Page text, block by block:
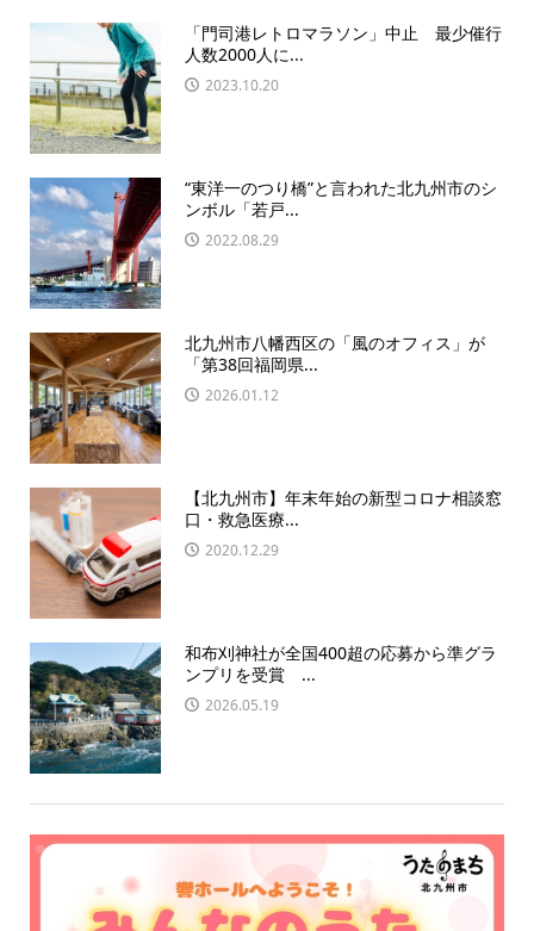
「門司港レトロマラソン」中止 最少催行
人数2000人に...
2023.10.20
“東洋一のつり橋”と言われた北九州市のシ
ンボル「若戸...
2022.08.29
北九州市八幡西区の「風のオフィス」が
「第38回福岡県...
2026.01.12
【北九州市】年末年始の新型コロナ相談窓
口・救急医療...
2020.12.29
和布刈神社が全国400超の応募から準グラ
ンプリを受賞 ...
2026.05.19